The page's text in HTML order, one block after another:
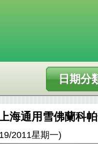
日期分
海通用雪佛蘭科
2011星期一)